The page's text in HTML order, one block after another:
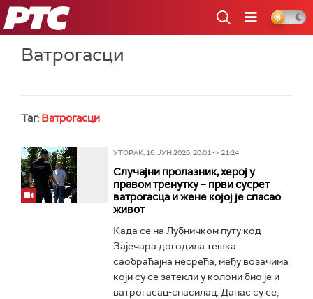
РТС
Ватрогасци
Таг: Ватрогасци
УТОРАК, 16. ЈУН 2026, 20:01 -> 21:24
Случајни пролазник, херој у
правом тренутку – први сусрет
ватрогасца и жене којој је спасао
живот
Када се на Лубничком путу код
Зајечара догодила тешка
саобраћајна несрећа, међу возачима
који су се затекли у колони био је и
ватрогасац-спасилац. Данас су се,